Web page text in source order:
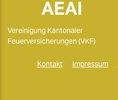
Vereinigung Kantonaler
Feuerversicherungen (VKF)
Kontakt Impressum